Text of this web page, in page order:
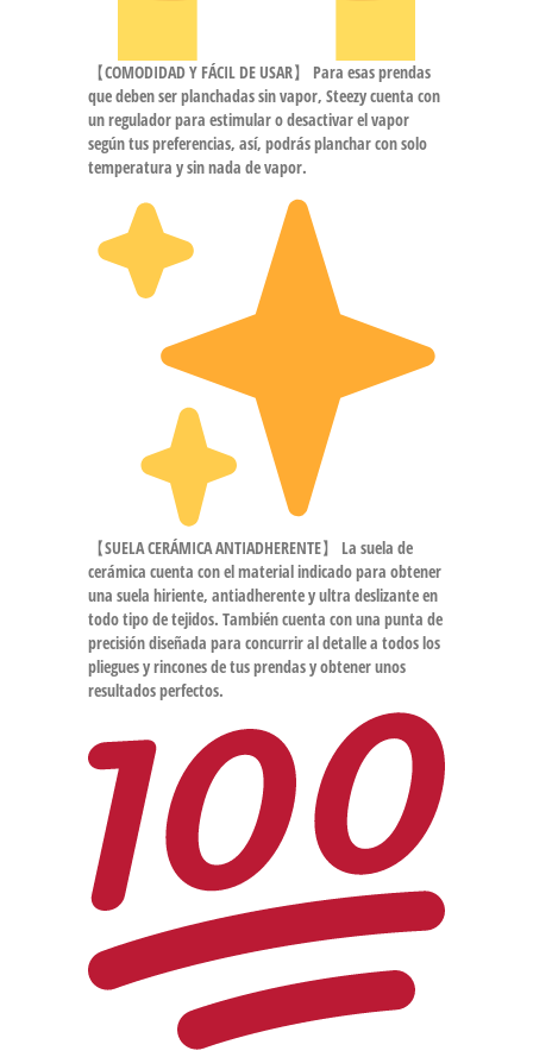
【COMODIDAD Y FÁCIL DE USAR】 Para esas prendas
que deben ser planchadas sin vapor, Steezy cuenta con
un regulador para estimular o desactivar el vapor
según tus preferencias, así, podrás planchar con solo
temperatura y sin nada de vapor.
【SUELA CERÁMICA ANTIADHERENTE】 La suela de
cerámica cuenta con el material indicado para obtener
una suela hiriente, antiadherente y ultra deslizante en
todo tipo de tejidos. También cuenta con una punta de
precisión diseñada para concurrir al detalle a todos los
pliegues y rincones de tus prendas y obtener unos
resultados perfectos.